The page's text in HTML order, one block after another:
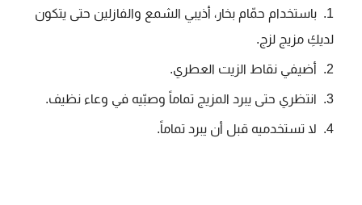
باستخدام حمّام بخار، أذيبي الشمع والفازلين حتى يتكون
لديكِ مزيج لزج.
أضيفي نقاط الزيت العطري.
انتظري حتى يبرد المزيج تماماً وصبّيه في وعاء نظيف.
لا تستخدميه قبل أن يبرد تماماً.